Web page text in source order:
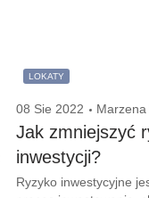
LOKATY
08 Sie 2022
Jak zmniejszyć
inwestycji?
Ryzyko inwestycyjne